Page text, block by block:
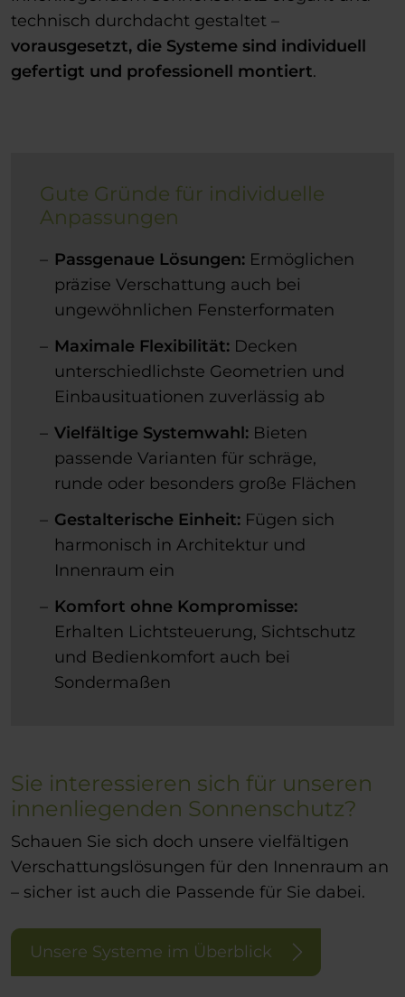
technisch durchdacht gestaltet –
vorausgesetzt, die Systeme sind individuell
gefertigt und professionell montiert.
Gute Gründe für individuelle
Anpassungen
Passgenaue Lösungen: Ermöglichen
präzise Verschattung auch bei
ungewöhnlichen Fensterformaten
Maximale Flexibilität: Decken
unterschiedlichste Geometrien und
Einbausituationen zuverlässig ab
Vielfältige Systemwahl: Bieten
passende Varianten für schräge,
runde oder besonders große Flächen
Gestalterische Einheit: Fügen sich
harmonisch in Architektur und
Innenraum ein
Komfort ohne Kompromisse:
Erhalten Lichtsteuerung, Sichtschutz
und Bedienkomfort auch bei
Sondermaßen
Sie interessieren sich für unseren
innenliegenden Sonnenschutz?
Schauen Sie sich doch unsere vielfältigen
Verschattungslösungen für den Innenraum an
– sicher ist auch die Passende für Sie dabei.
Unsere Systeme im Überblick